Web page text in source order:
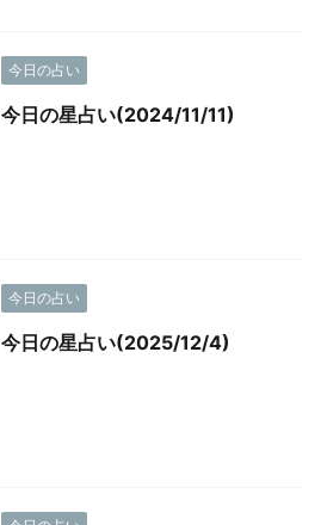
今日の占い
今日の星占い(2024/11/11)
今日の占い
今日の星占い(2025/12/4)